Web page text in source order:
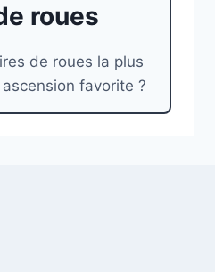
roues
de roues la plus
favorite ?